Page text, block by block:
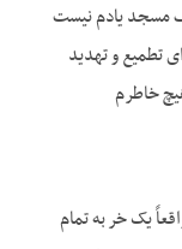
مسجد یادم نیست
تطمیع و تهدید
خاطرم
یک خر به تمام